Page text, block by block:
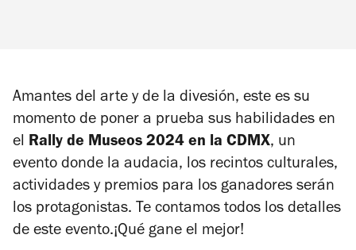
Amantes del arte y de la divesión, este es su
momento de poner a prueba sus habilidades en
el Rally de Museos 2024 en la CDMX, un
evento donde la audacia, los recintos culturales,
actividades y premios para los ganadores serán
los protagonistas. Te contamos todos los detalles
de este evento.¡Qué gane el mejor!